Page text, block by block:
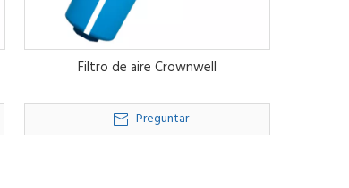
Filtro de aire Crownwell
Preguntar